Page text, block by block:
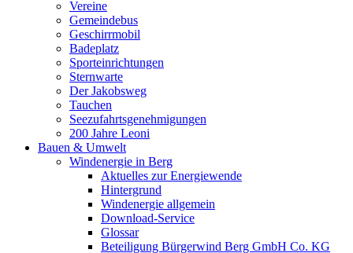
Vereine
Gemeindebus
Geschirrmobil
Badeplatz
Sporteinrichtungen
Sternwarte
Der Jakobsweg
Tauchen
Seezufahrtsgenehmigungen
200 Jahre Leoni
Bauen & Umwelt
Windenergie in Berg
Aktuelles zur Energiewende
Hintergrund
Windenergie allgemein
Download-Service
Glossar
Beteiligung Bürgerwind Berg GmbH Co. KG